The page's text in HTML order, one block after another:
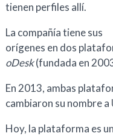
tienen perfiles allí.
La compañía tiene sus
orígenes en dos
oDesk(fundada en
En 2013, ambas
cambiaron su nombre
Hoy, la plataforma es